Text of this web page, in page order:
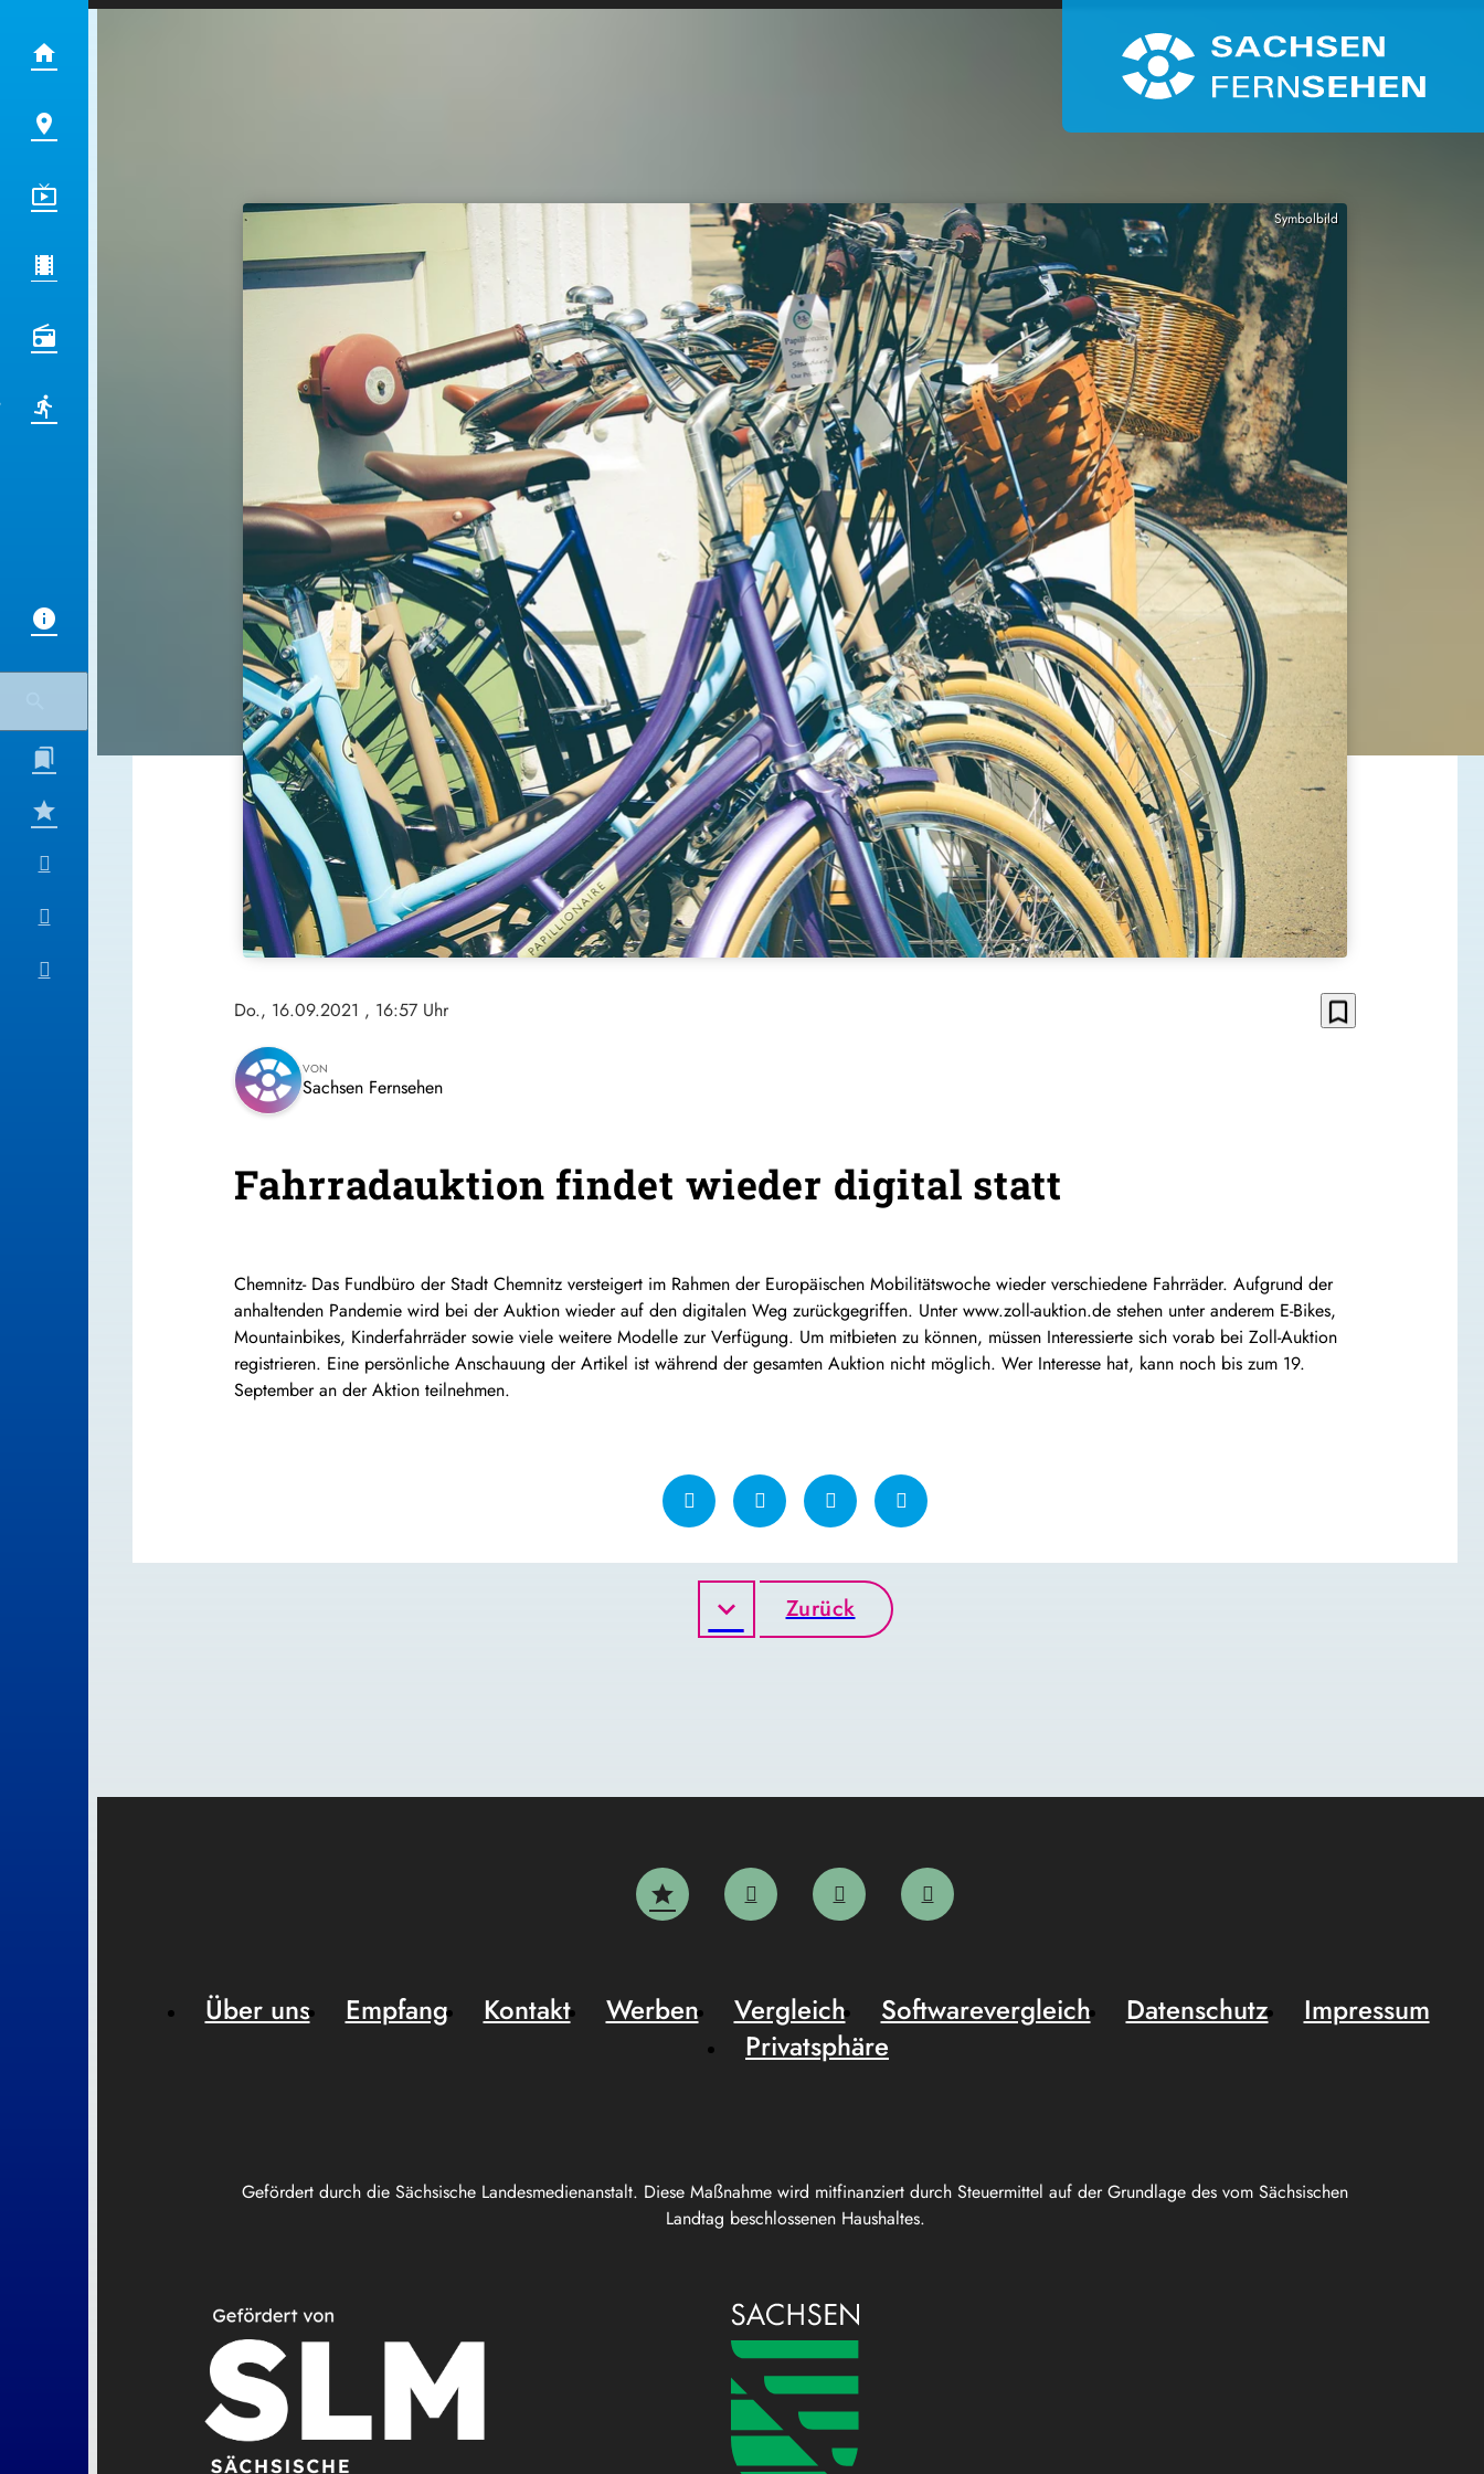
Symbolbild
Do., 16.09.2021 , 16:57 Uhr bookmark_border
VON
Sachsen Fernsehen
Fahrradauktion findet wieder digital statt
Chemnitz- Das Fundbüro der Stadt Chemnitz versteigert im Rahmen der Europäischen Mobilitätswoche wieder verschiedene Fahrräder. Aufgrund der
anhaltenden Pandemie wird bei der Auktion wieder auf den digitalen Weg zurückgegriffen. Unter www.zoll-auktion.de stehen unter anderem E-Bikes,
Mountainbikes, Kinderfahrräder sowie viele weitere Modelle zur Verfügung. Um mitbieten zu können, müssen Interessierte sich vorab bei Zoll-Auktion
registrieren. Eine persönliche Anschauung der Artikel ist während der gesamten Auktion nicht möglich. Wer Interesse hat, kann noch bis zum 19.
September an der Aktion teilnehmen.
Zurück
Gefördert durch die Sächsische Landesmedienanstalt. Diese Maßnahme wird mitfinanziert durch Steuermittel auf der Grundlage des vom Sächsischen
Landtag beschlossenen Haushaltes.
Über uns Empfang Kontakt Werben Vergleich Softwarevergleich Datenschutz
Impressum
Privatsphäre